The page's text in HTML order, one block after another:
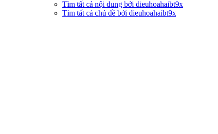
Tìm tất cả nội dung bởi dieuhoahaibt9x
Tìm tất cả chủ đề bởi dieuhoahaibt9x